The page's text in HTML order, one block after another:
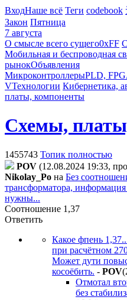
ВходНаше всё Теги codebook
Закон Пятница
7 августа
О смысле всего сущего0xFF
Мобильная и беспроводная
рынокОбъявления
МикроконтроллерыPLD,
VТехнологии Кибернетика,
платы, компоненты
Схемы,
1455743 Топик полностью
POV (12.08.2024 19:33,
Nikolay_Po на Без
трансформатора,
нужны...
Соотношение 1,37
Ответить
Какое фпень
при расчётном
Может дути
косоёбить. - POV
Отмотал
без